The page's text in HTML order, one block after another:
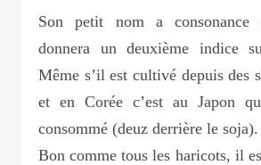
Son petit nom a consonance
donnera un deuxième indice
Même s’il est cultivé depuis des
et en Corée c’est au Japon
consommé (deuz derrière le soja).
Bon comme tous les haricots, il